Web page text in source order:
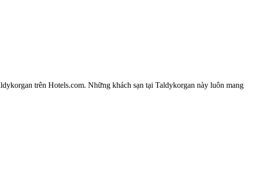
trên Hotels.com. Những khách sạn tại Taldykorgan này luôn mang